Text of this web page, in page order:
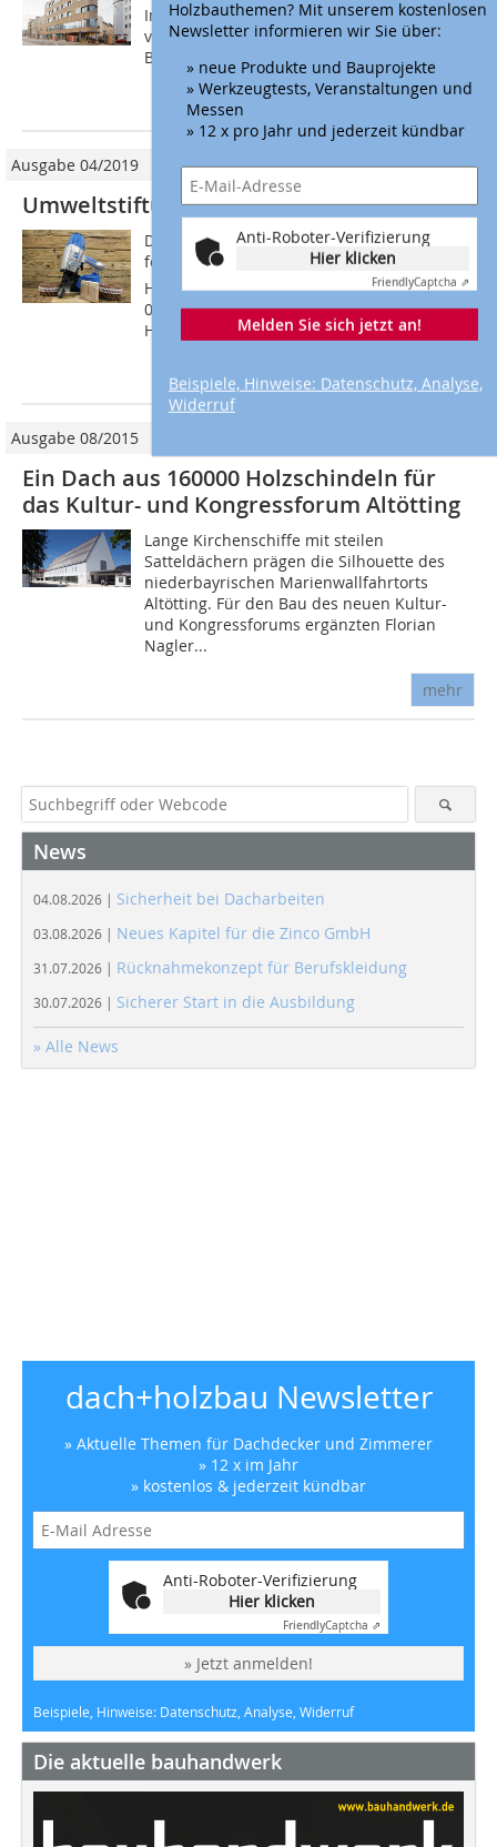
Holzbauthemen? Mit unserem kostenlosen
Newsletter informieren wir Sie über:
» neue Produkte und Bauprojekte
» Werkzeugtests, Veranstaltungen und
Messen
» 12 x pro Jahr und jederzeit kündbar
Anti-Roboter-Verifizierung
Hier klicken
FriendlyCaptcha ⇗
Melden Sie sich jetzt an!
Beispiele, Hinweise: Datenschutz, Analyse,
Widerruf
Industriegebiet, heute entstehen hier in
vielen ehemaligen Fabriken Kulturzentren.
Beispiele dafür sind etwa die...
Ausgabe 04/2019
Umweltstiftung fördert Nägel aus Holz
Die Deutsche Bundesstiftung Umwelt (DBU)
fördert die Weiterentwicklung der LignoLoc-
Holznägel mit einer Fördersumme von 276?
000 Euro. Gemeinsam mit dem Institut für
Holzwissenschaften an der...
mehr
Ausgabe 08/2015
Ein Dach aus 160000 Holzschindeln für
das Kultur- und Kongressforum Altötting
Lange Kirchenschiffe mit steilen
Satteldächern prägen die Silhouette des
niederbayrischen Marienwallfahrtorts
Altötting. Für den Bau des neuen Kultur-
und Kongressforums ergänzten Florian
Nagler...
mehr
News
04.08.2026 | Sicherheit bei Dacharbeiten
03.08.2026 | Neues Kapitel für die Zinco GmbH
31.07.2026 | Rücknahmekonzept für Berufskleidung
30.07.2026 | Sicherer Start in die Ausbildung
» Alle News
dach+holzbau Newsletter
» Aktuelle Themen für Dachdecker und Zimmerer
» 12 x im Jahr
» kostenlos & jederzeit kündbar
Anti-Roboter-Verifizierung
Hier klicken
FriendlyCaptcha ⇗
» Jetzt anmelden!
Beispiele, Hinweise: Datenschutz, Analyse, Widerruf
Die aktuelle bauhandwerk